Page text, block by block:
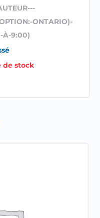
ONTARIO)-
À-9:00)
de stock